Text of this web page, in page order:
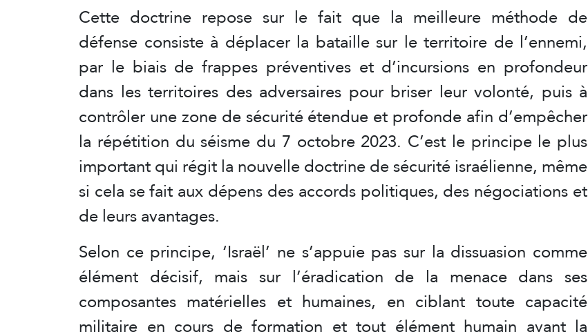
Cette doctrine repose sur le fait que la meilleure méthode de
défense consiste à déplacer la bataille sur le territoire de l’ennemi,
par le biais de frappes préventives et d’incursions en profondeur
dans les territoires des adversaires pour briser leur volonté, puis à
contrôler une zone de sécurité étendue et profonde afin d’empêcher
la répétition du séisme du 7 octobre 2023. C’est le principe le plus
important qui régit la nouvelle doctrine de sécurité israélienne, même
si cela se fait aux dépens des accords politiques, des négociations et
de leurs avantages.
Selon ce principe, ‘Israël’ ne s’appuie pas sur la dissuasion comme
élément décisif, mais sur l’éradication de la menace dans ses
composantes matérielles et humaines, en ciblant toute capacité